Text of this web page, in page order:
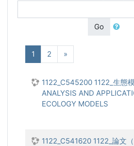
Go
1 (現在)
2 »
1122_C545200 1122_生態
ANALYSIS AND
ECOLOGY MODELS
1122_C541620 1122_論文